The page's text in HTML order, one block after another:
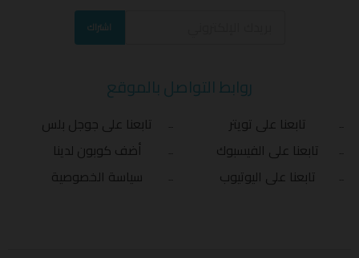
اشتراك
روابط التواصل بالموقع
تابعنا على تويتر
تابعنا على الفيسبوك
تابعنا على اليوتيوب
تابعنا على جوجل بلس
أضف كوبون لدينا
سياسة الخصوصية